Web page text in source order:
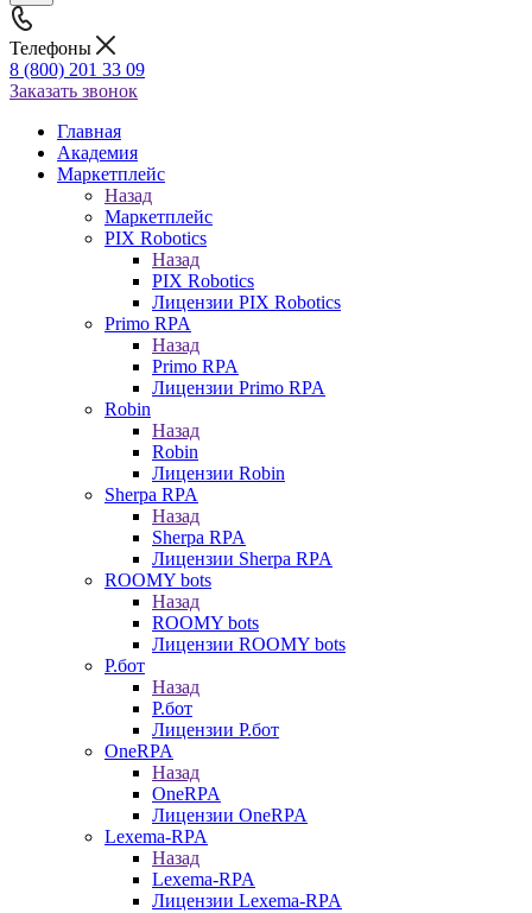
Телефоны
8 (800) 201 33 09
Заказать звонок
Главная
Академия
Маркетплейс
Назад
Маркетплейс
PIX Robotics
Назад
PIX Robotics
Лицензии PIX Robotics
Primo RPA
Назад
Primo RPA
Лицензии Primo RPA
Robin
Назад
Robin
Лицензии Robin
Sherpa RPA
Назад
Sherpa RPA
Лицензии Sherpa RPA
ROOMY bots
Назад
ROOMY bots
Лицензии ROOMY bots
Р.бот
Назад
Р.бот
Лицензии Р.бот
OneRPA
Назад
OneRPA
Лицензии OneRPA
Lexema-RPA
Назад
Lexema-RPA
Лицензии Lexema-RPA